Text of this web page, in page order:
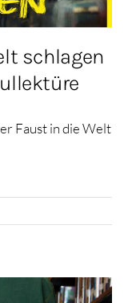
schlagen
Faust in die Welt